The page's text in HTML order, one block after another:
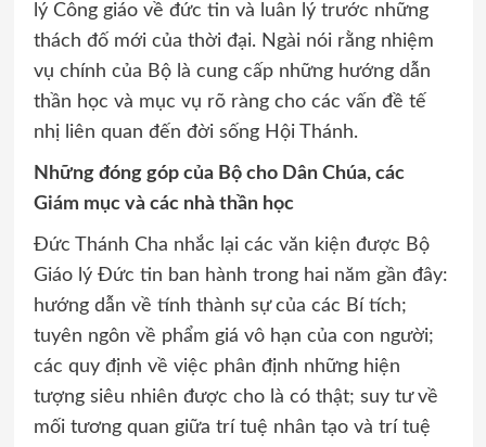
lý Công giáo về đức tin và luân lý trước những
thách đố mới của thời đại. Ngài nói rằng nhiệm
vụ chính của Bộ là cung cấp những hướng dẫn
thần học và mục vụ rõ ràng cho các vấn đề tế
nhị liên quan đến đời sống Hội Thánh.
Những đóng góp của Bộ cho Dân Chúa, các
Giám mục và các nhà thần học
Đức Thánh Cha nhắc lại các văn kiện được Bộ
Giáo lý Đức tin ban hành trong hai năm gần đây:
hướng dẫn về tính thành sự của các Bí tích;
tuyên ngôn về phẩm giá vô hạn của con người;
các quy định về việc phân định những hiện
tượng siêu nhiên được cho là có thật; suy tư về
mối tương quan giữa trí tuệ nhân tạo và trí tuệ